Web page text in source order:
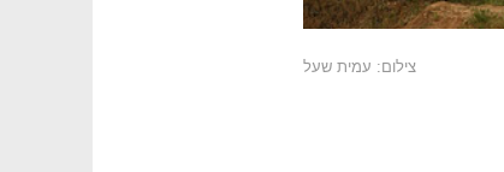
צילום: עמית שעל